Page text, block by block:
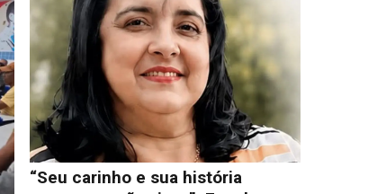
“Seu carinho e sua história